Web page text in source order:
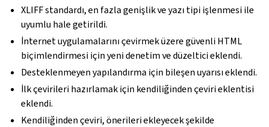
XLIFF standardı, en fazla genişlik ve yazı tipi işlenmesi ile
uyumlu hale getirildi.
İnternet uygulamalarını çevirmek üzere güvenli HTML
biçimlendirmesi için yeni denetim ve düzeltici eklendi.
Desteklenmeyen yapılandırma için bileşen uyarısı eklendi.
İlk çevirileri hazırlamak için kendiliğinden çeviri eklentisi
eklendi.
Kendiliğinden çeviri, önerileri ekleyecek şekilde